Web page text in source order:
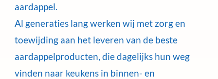
aardappel.
Al generaties lang werken wij met zorg en
toewijding aan het leveren van de beste
aardappelproducten, die dagelijks hun weg
vinden naar keukens in binnen- en